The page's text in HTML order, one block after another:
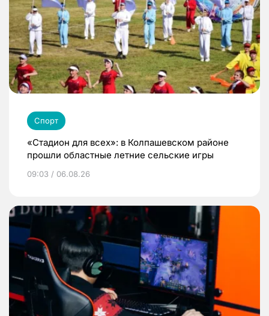
Спорт
«Стадион для всех»: в Колпашевском районе
прошли областные летние сельские игры
09:03 / 06.08.26